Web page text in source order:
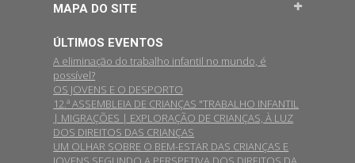
MAPA DO SITE
ÚLTIMOS EVENTOS
A eliminação do trabalho infantil no mundo, é
possível?
OS JOVENS E O DESPORTO
12.ª ASSEMBLEIA DE CRIANÇAS "TRABALHO INFANTIL
| MIGRAÇÕES | EXPLORAÇÃO DE CRIANÇAS, À LUZ
DOS DIREITOS DAS CRIANÇAS
UM OLHAR SOBRE O BEM-ESTAR DAS CRIANÇAS E